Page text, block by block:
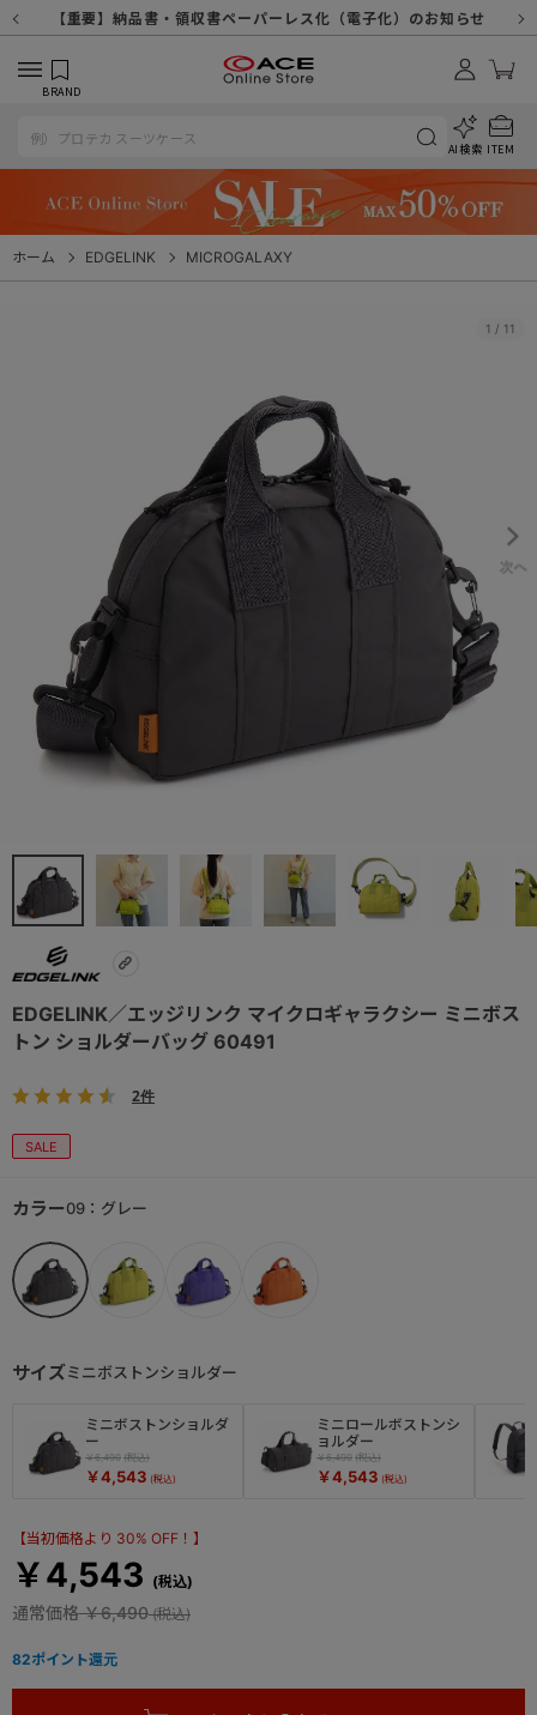
【重要】8/11（火・祝）休業及び配送スケジュールについて
【重要】令和８年熊本地震に伴う配送への影響について
【重要】納品書・領収書ペーパーレス化（電子化）のお知らせ
【重要】天候不良や交通状況・物量増等に伴う配送への影響について
【重要】悪質な詐欺サイトにご注意ください
【重要】各種メールが届かない場合に関しまして
【重要】お問い合わせのご対応に関しまして
【重要】SNSのなりすまし詐欺にご注意ください
BRAND
AI検索 ITEM
ホーム EDGELINK MICROGALAXY
1 / 11
EDGELINK／エッジリンク マイクロギャラクシー ミニボス
トン ショルダーバッグ 60491
2件
SALE
【当初価格より 30% OFF！】
￥4,543
通常価格￥6,490
サイズミニボストンショルダー
ミニボストンショルダ
ー
￥6,490
￥4,543
ミニロールボストンシ
ョルダー
￥6,490
￥4,543
カラー09：グレー
82ポイント還元